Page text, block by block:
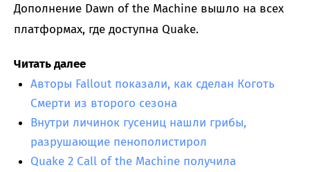
Дополнение Dawn of the Machine вышло на всех
платформах, где доступна Quake.
Читать далее
Авторы Fallout показали, как сделан Коготь
Смерти из второго сезона
Внутри личинок гусениц нашли грибы,
разрушающие пенополистирол
Quake 2 Call of the Machine получила